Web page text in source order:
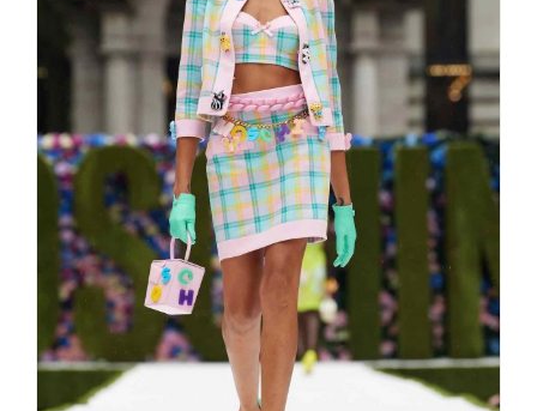
Moschino memory „The Nanny“